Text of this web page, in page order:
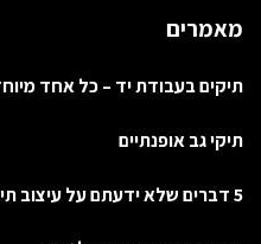
מאמרים
תיקים בעבודת יד – כל אחד
תיקי גב אופנתיים
5 דברים שלא ידעתם על עיצוב תיקי נשים